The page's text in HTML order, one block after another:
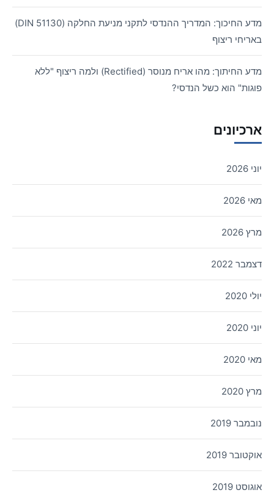
מדע החיכוך: המדריך ההנדסי לתקני מניעת החלקה (DIN 51130)
באריחי ריצוף
מדע החיתוך: מהו אריח מנוסר (Rectified) ולמה ריצוף "ללא
פוגות" הוא כשל הנדסי?
ארכיונים
יוני 2026
מאי 2026
מרץ 2026
דצמבר 2022
יולי 2020
יוני 2020
מאי 2020
מרץ 2020
נובמבר 2019
אוקטובר 2019
אוגוסט 2019